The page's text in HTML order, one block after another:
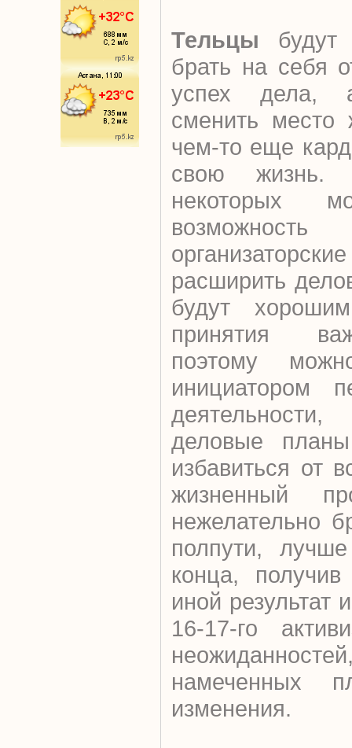
Тельцы будут
брать на себя
успех дела,
сменить место
чем-то еще
свою жизнь.
некоторых
расширить
будут
принятия
поэтому
инициатором
деловые
избавиться от
жизненный
нежелательно
полпути,
конца,
иной результат
16-17-го
намеченных
изменения.